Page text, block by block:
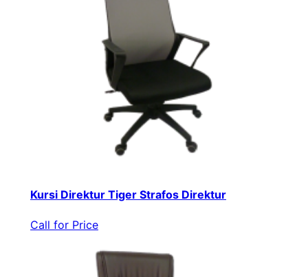
Kursi Direktur Tiger Strafos Direktur
Call for Price